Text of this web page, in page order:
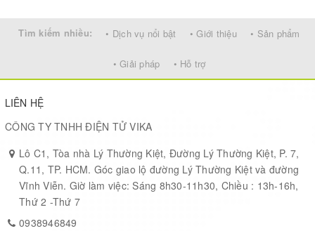
This kit requires PSoC
programming
Tìm kiếm nhiều: • Dịch vụ nổi bật • Giới thiệu • Sản phẩm
• Giải pháp • Hỗ trợ
LIÊN HỆ
CÔNG TY TNHH ĐIỆN TỬ VIKA
Lô C1, Tòa nhà Lý Thường Kiệt, Đường Lý Thường Kiệt, P. 7,
Q.11, TP. HCM. Góc giao lộ đường Lý Thường Kiệt và đường
Vĩnh Viễn. Giờ làm việc: Sáng 8h30-11h30, Chiều : 13h-16h,
Thứ 2 -Thứ 7
0938946849